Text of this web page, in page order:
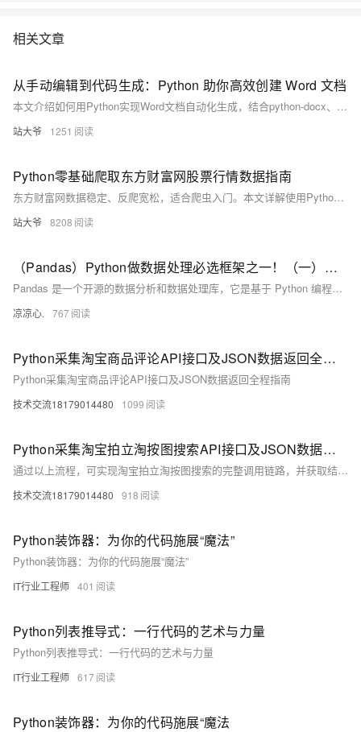
相关文章
从手动编辑到代码生成：Python 助你高效创建 Word 文档
本文介绍如何用Python实现Word文档自动化生成，结合python-docx、openpyxl和matplotlib库，高效完成报告撰写、数据插入与图表生成，大幅提升办公效率，降低格式错误，实现数据驱动的文档管理。
站大爷 1251
Python零基础爬取东方财富网股票行情数据指南
东方财富网数据稳定、反爬宽松，适合爬虫入门。本文详解使用Python抓取股票行情数据，涵盖请求发送、HTML解析、动态加载处理、代理IP切换及数据可视化，助你快速掌握金融数据爬取技能。
站大爷 8208
（Pandas）Python做数据处理必选框架之一！（一）：介绍Pandas中的两个数据结构；刨析Series：如何访问数据；数据去重、取众数、总和、标准差、方差、平均值等；判断缺失值、获取索引...
Pandas 是一个开源的数据分析和数据处理库，它是基于 Python 编程语言的。 Pandas 提供了易于使用的数据结构和数据分析工具，特别适用于处理结构化数据，如表格型数据（类似于Excel表格）。 Pandas 是数据科学和分析领域中常用的工具之一，它使得用户能够轻松地从各种数据源中导入数据，并对数据进行高效的操作和分析。 Pandas 主要引入了两种新的数据结构：Series 和 DataFrame。
凉凉心. 767
Python采集淘宝商品评论API接口及JSON数据返回全程指南
Python采集淘宝商品评论API接口及JSON数据返回全程指南
技术交流18179014480 1099
Python采集淘宝拍立淘按图搜索API接口及JSON数据返回全流程指南
通过以上流程，可实现淘宝拍立淘按图搜索的完整调用链路，并获取结构化的JSON商品数据，支撑电商比价、智能推荐等业务场景。
技术交流18179014480 918
Python装饰器：为你的代码施展“魔法”
Python装饰器：为你的代码施展“魔法”
IT行业工程师 401
Python列表推导式：一行代码的艺术与力量
Python列表推导式：一行代码的艺术与力量
IT行业工程师 617
Python装饰器：为你的代码施展“魔法